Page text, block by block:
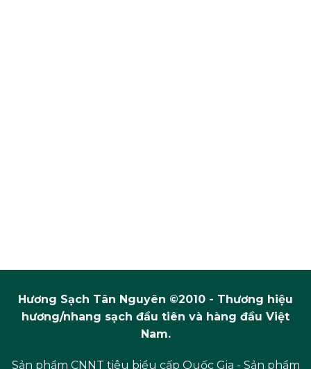
Hương Sạch Tân Nguyên ©2010 - Thương hiệu
hương/nhang sạch đầu tiên và hàng đầu Việt
Nam.
Sản phẩm CNNT tiêu biểu cấp Quốc Gia - Sản phẩm